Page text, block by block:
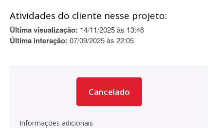
Atividades do cliente nesse projeto:
Última visualização: 14/11/2025 às 13:46
Última interação: 07/09/2025 às 22:05
Cancelado
Informações adicionais